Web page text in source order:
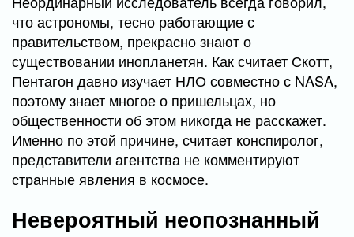
что астрономы, тесно работающие с
правительством, прекрасно знают о
существовании инопланетян. Как считает Скотт,
Пентагон давно изучает НЛО совместно с NASA,
поэтому знает многое о пришельцах, но
общественности об этом никогда не расскажет.
Именно по этой причине, считает конспиролог,
представители агентства не комментируют
странные явления в космосе.
Невероятный неопознанный